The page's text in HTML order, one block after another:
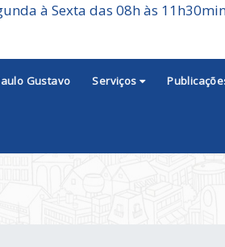
à Sexta das 08h às
Gustavo Serviços